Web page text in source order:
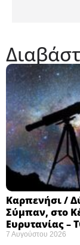
Καρπενήσι /
Σύμπαν, στο
Ευρυτανίας
7 Αυγούστου 2026